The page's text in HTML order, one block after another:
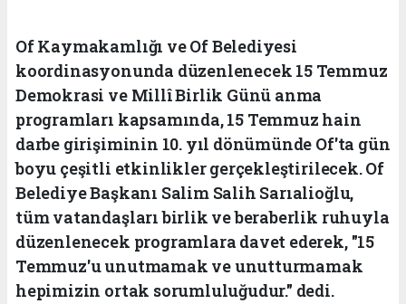
Of Kaymakamlığı ve Of Belediyesi
koordinasyonunda düzenlenecek 15 Temmuz
Demokrasi ve Millî Birlik Günü anma
programları kapsamında, 15 Temmuz hain
darbe girişiminin 10. yıl dönümünde Of'ta gün
boyu çeşitli etkinlikler gerçekleştirilecek. Of
Belediye Başkanı Salim Salih Sarıalioğlu,
tüm vatandaşları birlik ve beraberlik ruhuyla
düzenlenecek programlara davet ederek, "15
Temmuz'u unutmamak ve unutturmamak
hepimizin ortak sorumluluğudur." dedi.